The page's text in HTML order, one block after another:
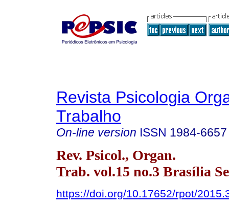
Revista Psicologia
Trabalho
On-line version ISSN 1984-6657
Rev. Psicol., Organ.
Trab. vol.15 no.3 Brasília
https://doi.org/10.17652/rpot/